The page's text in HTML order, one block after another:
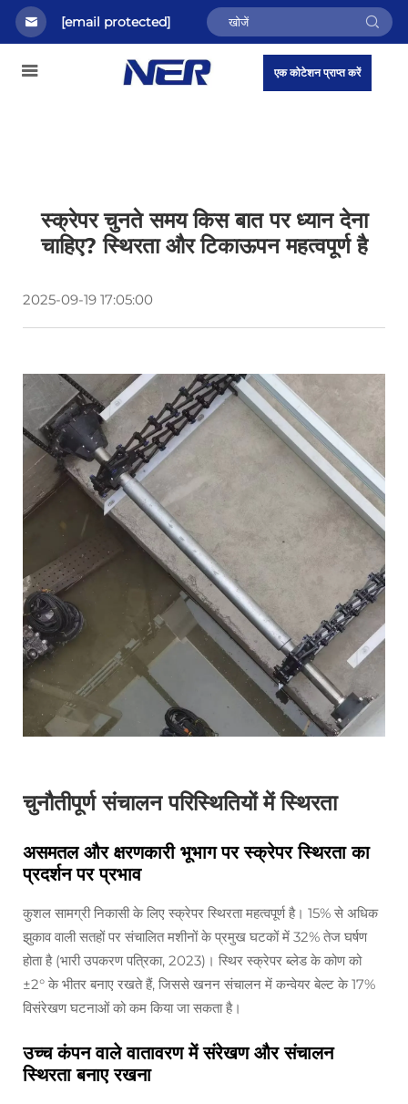
[email protected]
एक कोटेशन प्राप्त करें
स्क्रेपर चुनते समय किस बात पर ध्यान देना
चाहिए? स्थिरता और टिकाऊपन महत्वपूर्ण है
2025-09-19 17:05:00
चुनौतीपूर्ण संचालन परिस्थितियों में स्थिरता
असमतल और क्षरणकारी भूभाग पर स्क्रेपर स्थिरता का
प्रदर्शन पर प्रभाव
कुशल सामग्री निकासी के लिए स्क्रेपर स्थिरता महत्वपूर्ण है। 15% से अधिक
झुकाव वाली सतहों पर संचालित मशीनों के प्रमुख घटकों में 32% तेज घर्षण
होता है (भारी उपकरण पत्रिका, 2023)। स्थिर स्क्रेपर ब्लेड के कोण को
±2° के भीतर बनाए रखते हैं, जिससे खनन संचालन में कन्वेयर बेल्ट के 17%
विसंरेखण घटनाओं को कम किया जा सकता है।
उच्च कंपन वाले वातावरण में संरेखण और संचालन
स्थिरता बनाए रखना